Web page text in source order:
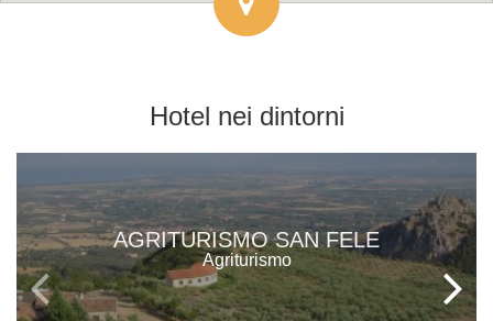
Hotel nei dintorni
AGRITURISMO SAN FELE
Agriturismo